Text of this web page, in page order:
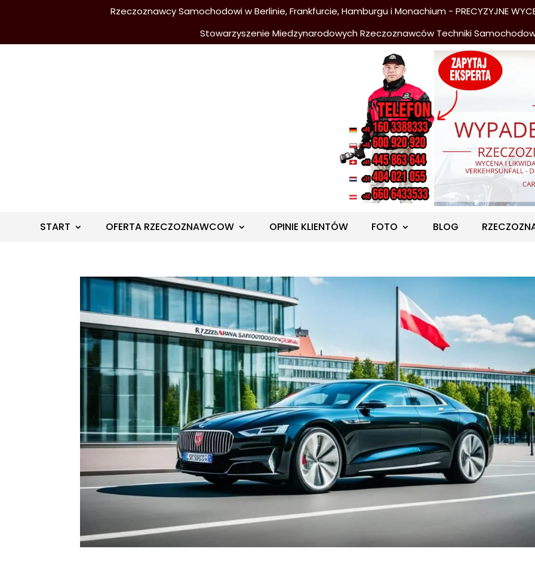
Rzeczoznawcy Samochodowi w Berlinie, Frankfurcie, Hamburgu i Monachium - PRECYZYJNE
Stowarzyszenie Miedzynarodowych Rzeczoznawców Techniki
START OFERTA RZECZOZNAWCOW OPINIE KLIENTÓW FOTO BLOG